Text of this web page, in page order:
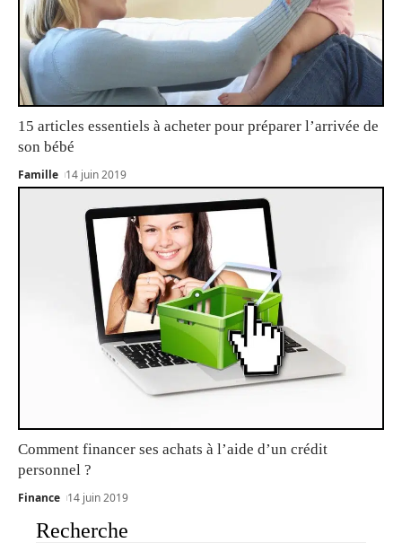
15 articles essentiels à acheter pour préparer l’arrivée de
son bébé
Famille 14 juin 2019
Comment financer ses achats à l’aide d’un crédit
personnel ?
Finance 14 juin 2019
Recherche